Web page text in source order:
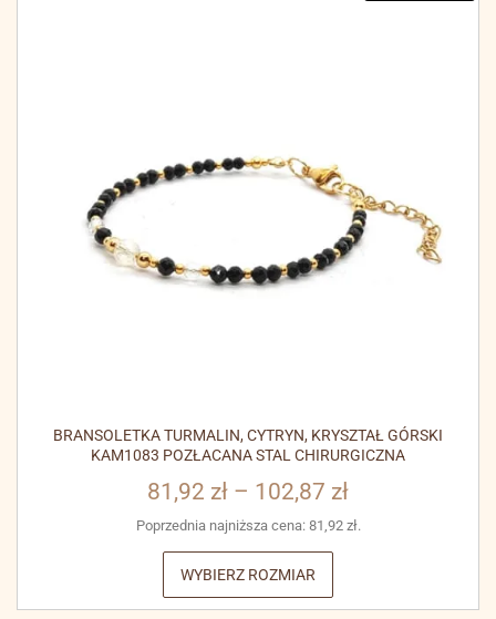
BRANSOLETKA TURMALIN, CYTRYN, KRYSZTAŁ GÓRSKI
KAM1083 POZŁACANA STAL CHIRURGICZNA
81,92 zł – 102,87 zł
Poprzednia najniższa cena: 81,92 zł.
WYBIERZ ROZMIAR